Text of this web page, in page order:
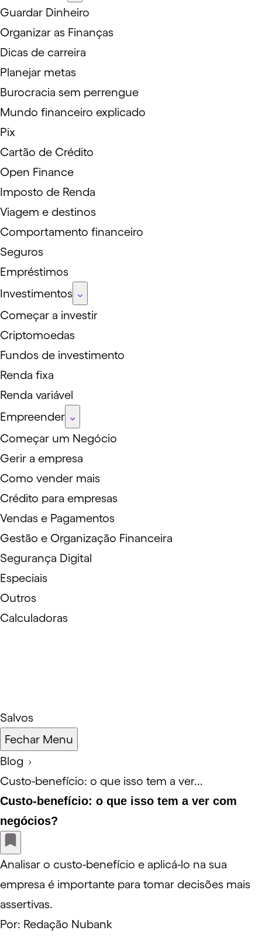
Guardar Dinheiro
Organizar as Finanças
Dicas de carreira
Planejar metas
Burocracia sem perrengue
Mundo financeiro explicado
Pix
Cartão de Crédito
Open Finance
Imposto de Renda
Viagem e destinos
Comportamento financeiro
Seguros
Empréstimos
Investimentos
Começar a investir
Criptomoedas
Fundos de investimento
Renda fixa
Renda variável
Empreender
Começar um Negócio
Gerir a empresa
Como vender mais
Crédito para empresas
Vendas e Pagamentos
Gestão e Organização Financeira
Segurança Digital
Especiais
Outros
Calculadoras
Salvos
Fechar Menu
Blog
Custo-benefício: o que isso tem a ver...
Custo-benefício: o que isso tem a ver com
negócios?
Analisar o custo-benefício e aplicá-lo na sua
empresa é importante para tomar decisões mais
assertivas.
Por: Redação Nubank